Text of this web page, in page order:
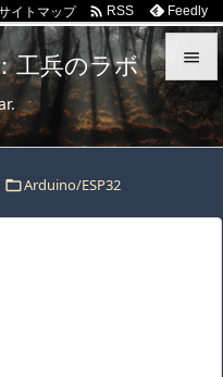
工兵のラボ 

メニュ

イトマップ  RSS Feedly
Arduino/ESP32